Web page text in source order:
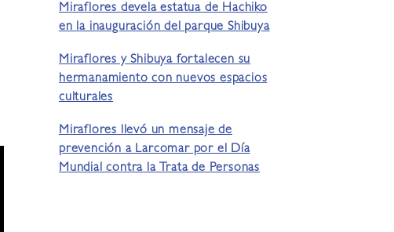
Miraflores devela estatua de Hachiko
en la inauguración del parque Shibuya
Miraflores y Shibuya fortalecen su
hermanamiento con nuevos espacios
culturales
Miraflores llevó un mensaje de
prevención a Larcomar por el Día
Mundial contra la Trata de Personas